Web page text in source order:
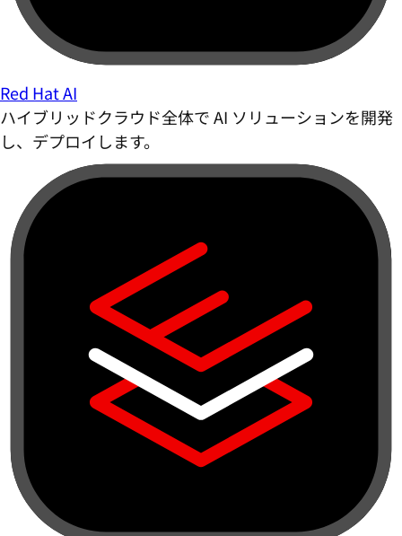
Red Hat AI
ハイブリッドクラウド全体で AI ソリューションを開発
し、デプロイします。